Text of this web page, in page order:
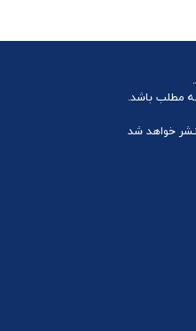
مطلب باشد.
خواهد شد